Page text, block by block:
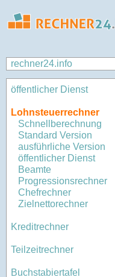
rechner24.info
öffentlicher Dienst
Lohnsteuerrechner
Schnellberechnung
Standard Version
ausführliche Version
öffentlicher Dienst
Beamte
Progressionsrechner
Chefrechner
Zielnettorechner
Kreditrechner
Teilzeitrechner
Buchstabiertafel